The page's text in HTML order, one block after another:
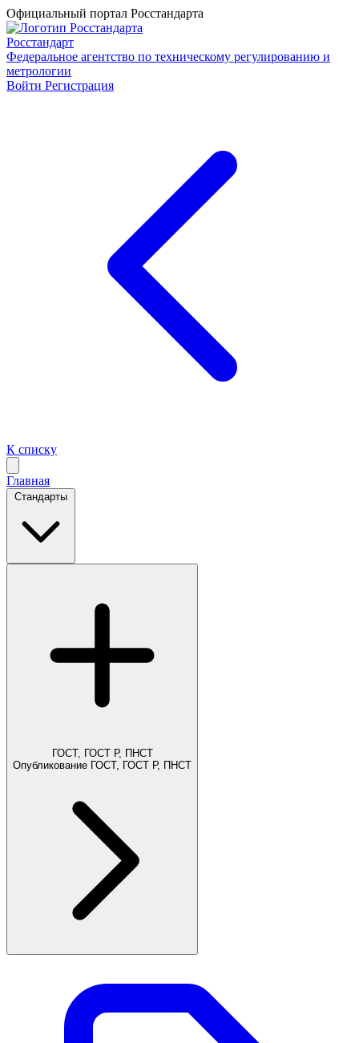
Официальный портал Росстандарта
Росстандарт
Федеральное агентство по техническому регулированию и
метрологии
Войти Регистрация
К списку
Главная
Стандарты
ГОСТ, ГОСТ Р, ПНСТ
Опубликование ГОСТ, ГОСТ Р, ПНСТ